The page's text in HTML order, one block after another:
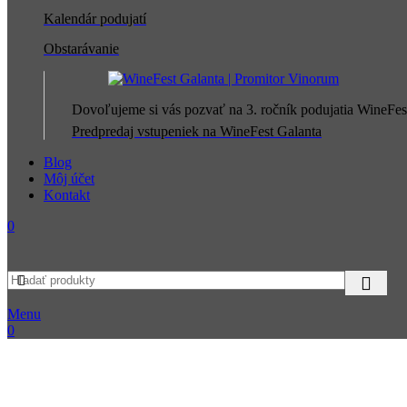
Kalendár podujatí
Obstarávanie
Dovoľujeme si vás pozvať na 3. ročník podujatia
Predpredaj vstupeniek na WineFest Galanta
Blog
Môj účet
Kontakt
0
Menu
0